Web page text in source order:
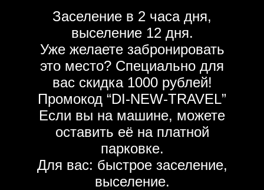
Заселение в 2 часа дня,
выселение 12 дня.
Уже желаете забронировать
это место? Специально для
вас скидка 1000 рублей!
Промокод “DI-NEW-TRAVEL”
Если вы на машине, можете
оставить её на платной
парковке.
Для вас: быстрое заселение,
выселение.